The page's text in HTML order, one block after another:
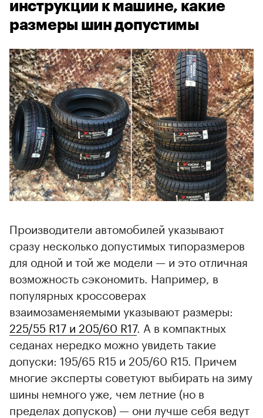
инструкции к машине, какие
размеры шин допустимы
Производители автомобилей указывают
сразу несколько допустимых типоразмеров
для одной и той же модели — и это отличная
возможность сэкономить. Например, в
популярных кроссоверах
взаимозаменяемыми указывают размеры:
225/55 R17 и 205/60 R17. А в компактных
седанах нередко можно увидеть такие
допуски: 195/65 R15 и 205/60 R15. Причем
многие эксперты советуют выбирать на зиму
шины немного уже, чем летние (но в
пределах допусков) — они лучше себя ведут